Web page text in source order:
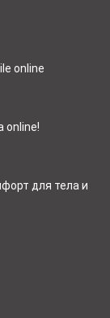
online
online!
для тела и